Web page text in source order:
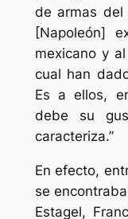
de armas del
[Napoleón]
mexicano y
cual han
Es a ellos,
debe su
caracteriza.”
En efecto,
se
Estagel,